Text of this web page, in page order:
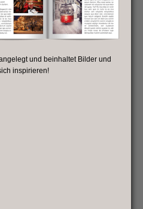
und beinhaltet Bilder und
inspirieren!